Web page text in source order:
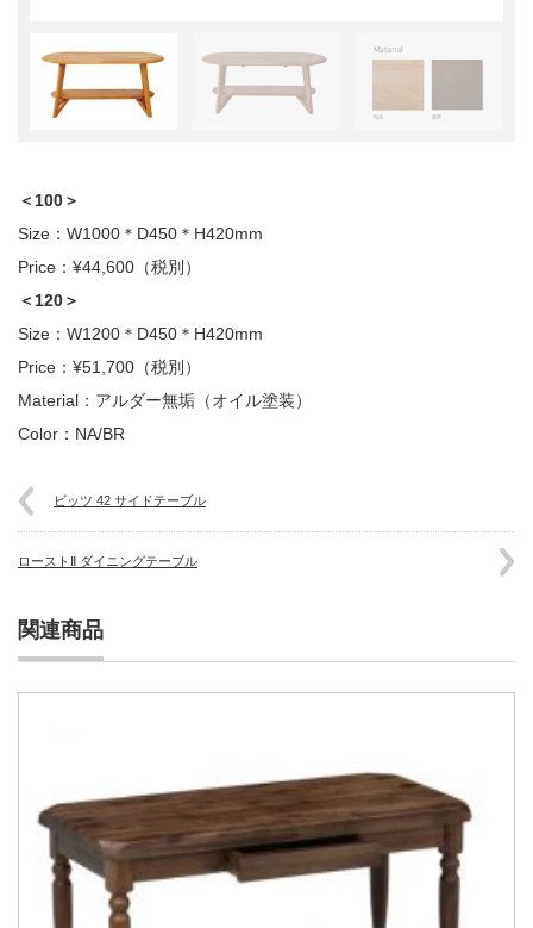
＜100＞
Size：W1000＊D450＊H420mm
Price：¥44,600（税別）
＜120＞
Size：W1200＊D450＊H420mm
Price：¥51,700（税別）
Material：アルダー無垢（オイル塗装）
Color：NA/BR
ビッツ 42 サイドテーブル
ローストⅡ ダイニングテーブル
関連商品